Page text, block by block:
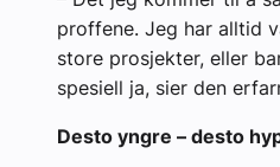
proffene. Jeg har alltid
store prosjekter, eller
spesiell ja, sier den
Desto yngre – desto